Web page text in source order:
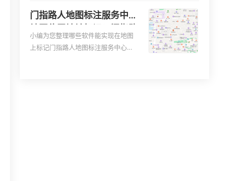
地址标记？
到门指路人地图标注服务中心办理手
续的吗、哪些软件能实现在地图上标
记门指路人地图标注服务中心位置相
关地图标注知识，详情可查看下方正
门指路人地图标注服务中心
人地图标注服务中心苹果地
小编为您整理哪些软件能实现在地图
上标记门指路人地图标注服务中心位